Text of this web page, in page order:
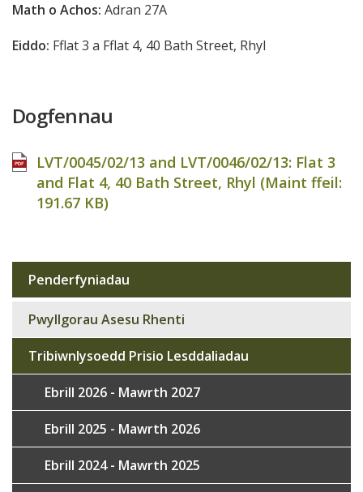
Math o Achos: Adran 27A
Eiddo: Fflat 3 a Fflat 4, 40 Bath Street, Rhyl
Dogfennau
LVT/0045/02/13 and LVT/0046/02/13: Flat 3
and Flat 4, 40 Bath Street, Rhyl (Maint ffeil:
191.67 KB)
Sub
navigation
Penderfyniadau
Pwyllgorau Asesu Rhenti
Tribiwnlysoedd Prisio Lesddaliadau
Ebrill 2026 - Mawrth 2027
Ebrill 2025 - Mawrth 2026
Ebrill 2024 - Mawrth 2025